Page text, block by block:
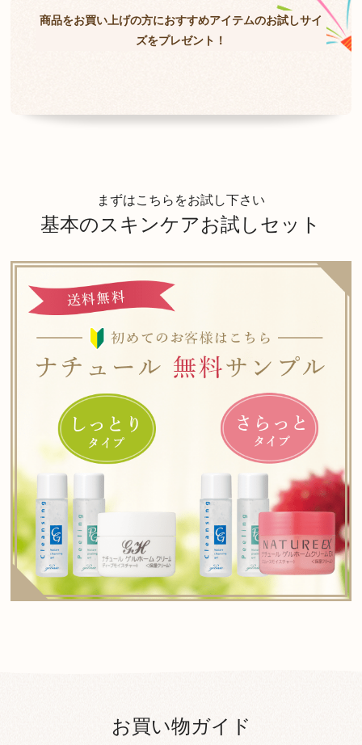
商品をお買い上げの方におすすめアイテムのお試しサイ
ズをプレゼント！
まずはこちらをお試し下さい
基本のスキンケアお試しセット
お買い物ガイド